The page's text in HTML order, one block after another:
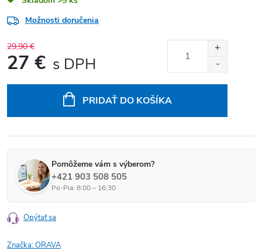
Možnosti doručenia
29,90 €
27 €
PRIDAŤ DO KOŠÍKA
Pomôžeme vám s výberom?
+421 903 508 505
Po-Pia: 8:00 – 16:30
Opýtať sa
Značka:ORAVA